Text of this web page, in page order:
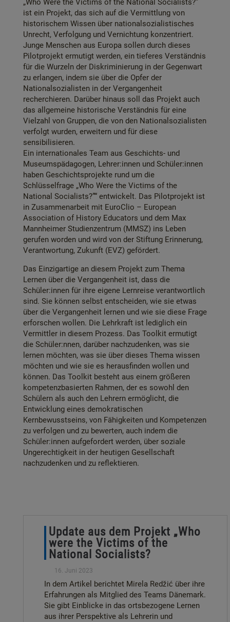
„Who Were the Victims of the National Socialists?”
ist ein Projekt, das sich auf die Vermittlung von
historischem Wissen über nationalsozialistisches
Unrecht, Verfolgung und Vernichtung konzentriert.
Junge Menschen aus Europa sollen durch dieses
Pilotprojekt ermutigt werden, ein tieferes Verständnis
für die Wurzeln der Diskriminierung in der Gegenwart
zu erlangen, indem sie über die Opfer der
Nationalsozialisten in der Vergangenheit
recherchieren. Darüber hinaus soll das Projekt auch
das allgemeine historische Verständnis für eine
Vielzahl von Gruppen, die von den Nationalsozialisten
verfolgt wurden, erweitern und für diese
sensibilisieren.
Ein internationales Team aus Geschichts- und
Museumspädagogen, Lehrer:innen und Schüler:innen
haben Geschichtsprojekte rund um die
Schlüsselfrage „Who Were the Victims of the
National Socialists?”“ entwickelt. Das Pilotprojekt ist
in Zusammenarbeit mit EuroClio – European
Association of History Educators und dem Max
Mannheimer Studienzentrum (MMSZ) ins Leben
gerufen worden und wird von der Stiftung Erinnerung,
Verantwortung, Zukunft (EVZ) gefördert.
Das Einzigartige an diesem Projekt zum Thema
Lernen über die Vergangenheit ist, dass die
Schüler:innen für ihre eigene Lernreise verantwortlich
sind. Sie können selbst entscheiden, wie sie etwas
über die Vergangenheit lernen und wie sie diese Frage
erforschen wollen. Die Lehrkraft ist lediglich ein
Vermittler in diesem Prozess. Das Toolkit ermutigt
die Schüler:nnen, darüber nachzudenken, was sie
lernen möchten, was sie über dieses Thema wissen
möchten und wie sie es herausfinden wollen und
können. Das Toolkit besteht aus einem größeren
kompetenzbasierten Rahmen, der es sowohl den
Schülern als auch den Lehrern ermöglicht, die
Entwicklung eines demokratischen
Kernbewusstseins, von Fähigkeiten und Kompetenzen
zu verfolgen und zu bewerten, auch indem die
Schüler:innen aufgefordert werden, über soziale
Ungerechtigkeit in der heutigen Gesellschaft
nachzudenken und zu reflektieren.
Update aus dem Projekt „Who
were the Victims of the
National Socialists?
16. Juni 2023
In dem Artikel berichtet Mirela Redžić über ihre
Erfahrungen als Mitglied des Teams Dänemark.
Sie gibt Einblicke in das ortsbezogene Lernen
aus ihrer Perspektive als Lehrerin und